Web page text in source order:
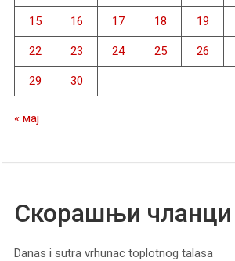
15 16 17 18 19
22 23 24 25 26
29 30
« мај
Скорашњи чланци
Danas i sutra vrhunac toplotnog talasa